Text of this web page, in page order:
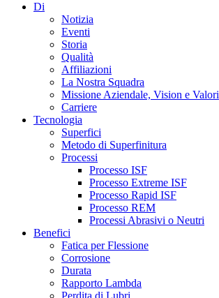
Di
Notizia
Eventi
Storia
Qualità
Affiliazioni
La Nostra Squadra
Missione Aziendale, Vision e Valori
Carriere
Tecnologia
Superfici
Metodo di Superfinitura
Processi
Processo ISF
Processo Extreme ISF
Processo Rapid ISF
Processo REM
Processi Abrasivi o Neutri
Benefici
Fatica per Flessione
Corrosione
Durata
Rapporto Lambda
Perdita di Lubri